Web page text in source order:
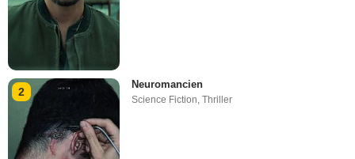
2
Neuromancien
Science Fiction,Thriller